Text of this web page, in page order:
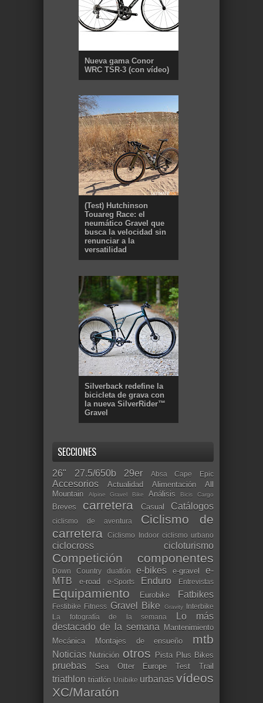
Nueva gama Conor
WRC TSR-3 (con vídeo)
(Test) Hutchinson
Touareg Race: el
neumático Gravel que
busca la velocidad sin
renunciar a la
versatilidad
Silverback redefine la
bicicleta de grava con
la nueva SilverRider™
Gravel
SECCIONES
26" 27.5/650b 29er Absa Cape Epic
Accesorios Actualidad Alimentación
All
Mountain
Alpine Gravel Bike Análisis Bicis Cargo
Breves carretera Casual Catálogos
ciclismo de aventura
Ciclismo de
carretera
Ciclismo Indoor ciclismo urbano
ciclocross cicloturismo
Competición componentes
Down Country duatlón e-bikes e-gravel
e-
MTB
e-road e-Sports Enduro Entrevistas
Equipamiento Eurobike Fatbikes
Festibike Fitness Gravel Bike Gravity Interbike
La fotografía de la semana
Lo más
destacado de la semana Mantenimiento
Mecánica
Montajes de ensueño mtb
Noticias Nutrición otros Pista Plus Bikes
pruebas Sea Otter Europe Test Trail
triathlon triatlón Unibike urbanas vídeos
XC/Maratón